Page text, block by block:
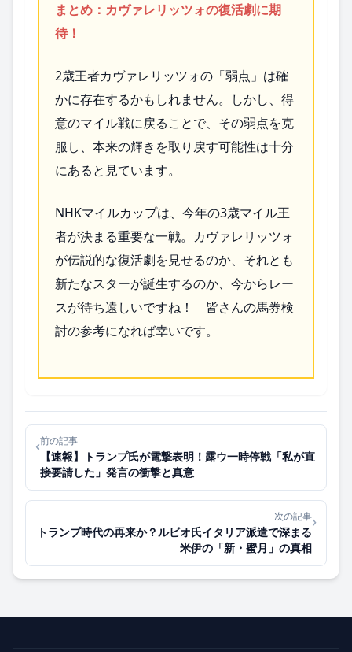
まとめ：カヴァレリッツォの復活劇に期
待！
2歳王者カヴァレリッツォの「弱点」は確
かに存在するかもしれません。しかし、得
意のマイル戦に戻ることで、その弱点を克
服し、本来の輝きを取り戻す可能性は十分
にあると見ています。
NHKマイルカップは、今年の3歳マイル王
者が決まる重要な一戦。カヴァレリッツォ
が伝説的な復活劇を見せるのか、それとも
新たなスターが誕生するのか、今からレー
スが待ち遠しいですね！ 皆さんの馬券検
討の参考になれば幸いです。
‹前の記事
【速報】トランプ氏が電撃表明！露ウ一時停戦「私が直
接要請した」発言の衝撃と真意
次の記事
トランプ時代の再来か？ルビオ氏イタリア派遣で深まる
米伊の「新・蜜月」の真相
›